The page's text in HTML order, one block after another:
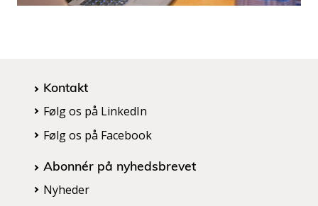
Kontakt
Følg os på LinkedIn
Følg os på Facebook
Abonnér på nyhedsbrevet
Nyheder